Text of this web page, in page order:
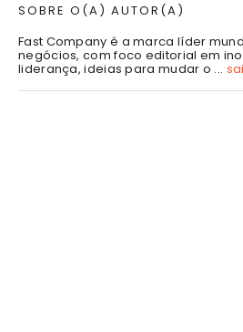
SOBRE O(A) AUTOR(A)
Fast Company é a marca líder
negócios, com foco editorial em
liderança, ideias para mudar o ...